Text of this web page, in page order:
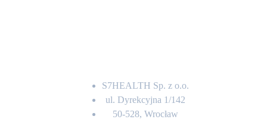
S7HEALTH Sp. z o.o.
ul. Dyrekcyjna 1/142
50-528, Wrocław